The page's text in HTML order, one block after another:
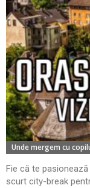
Unde mergem cu
Fie că te
scurt city-break